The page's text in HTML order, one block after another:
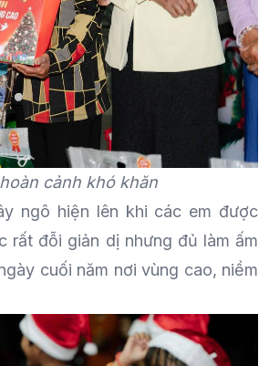
cảnh khó khăn
ngô hiện lên khi các em được
rất đỗi giản dị nhưng đủ làm ấm
cuối năm nơi vùng cao, niềm